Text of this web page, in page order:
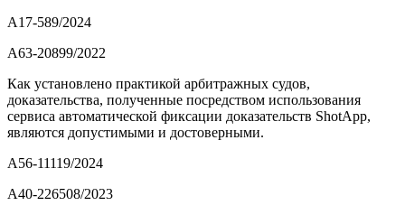
А17-589/2024
А63-20899/2022
Как установлено практикой арбитражных судов,
доказательства, полученные посредством использования
сервиса автоматической фиксации доказательств ShotApp,
являются допустимыми и достоверными.
А56-11119/2024
А40-226508/2023